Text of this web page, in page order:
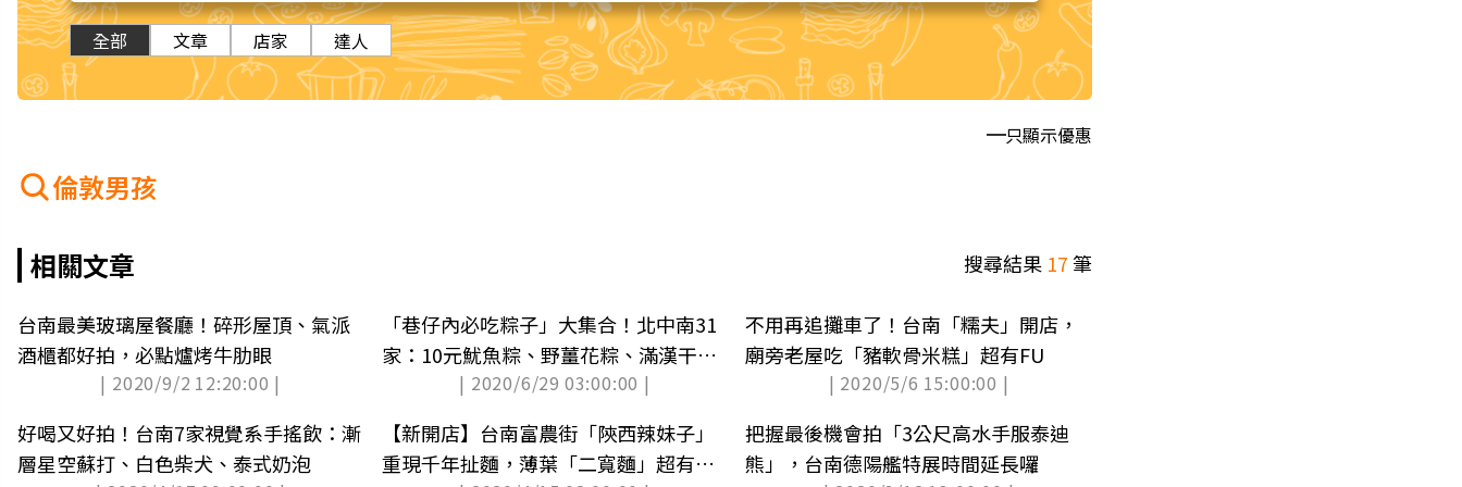
全部 文章 店家 達人
只顯示優惠
倫敦男孩
相關文章 搜尋結果 17筆
台南最美玻璃屋餐廳！碎形屋頂、氣派
酒櫃都好拍，必點爐烤牛肋眼
| 2020/9/2 12:20:00 |
「巷仔內必吃粽子」大集合！北中南31
家：10元魷魚粽、野薑花粽、滿漢干貝
| 2020/6/29 03:00:00 |
不用再追攤車了！台南「糯夫」開店，
廟旁老屋吃「豬軟骨米糕」超有FU
| 2020/5/6 15:00:00 |
好喝又好拍！台南7家視覺系手搖飲：漸
層星空蘇打、白色柴犬、泰式奶泡
【新開店】台南富農街「陝西辣妹子」
重現千年扯麵，薄葉「二寬麵」超有特
把握最後機會拍「3公尺高水手服泰迪
熊」，台南德陽艦特展時間延長囉